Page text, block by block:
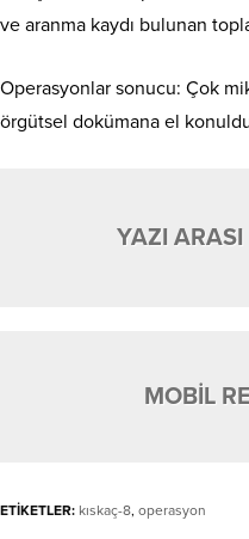
ve aranma kaydı bulunan
Operasyonlar sonucu: Çok
örgütsel dokümana el
YAZI
MOBİL
ETİKETLER: kıskaç-8, operasyon